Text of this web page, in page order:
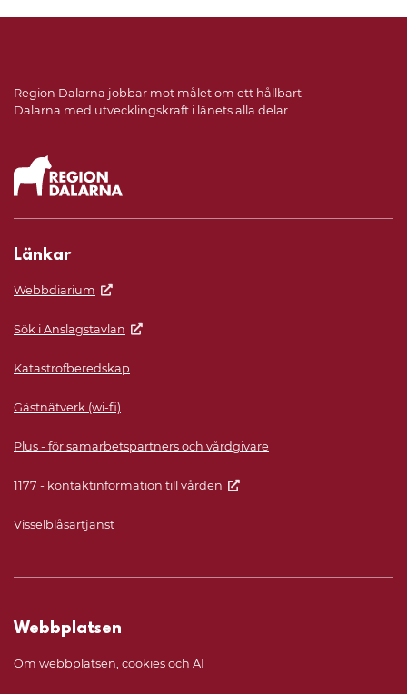
Region Dalarna jobbar mot målet om ett hållbart
Dalarna med utvecklingskraft i länets alla delar.
Länkar
Webbdiarium
Sök i Anslagstavlan
Katastrofberedskap
Gästnätverk (wi-fi)
Plus - för samarbetspartners och vårdgivare
1177 - kontaktinformation till vården
Visselblåsartjänst
Webbplatsen
Om webbplatsen, cookies och AI